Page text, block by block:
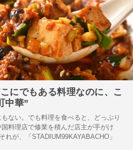
にでもある料理なのに、こ
中華”
ない。でも料理を食べると、どっぷり
料理店で修業を積んだ店主が手がけ
れが、「STADIUM99KAYABACHO」